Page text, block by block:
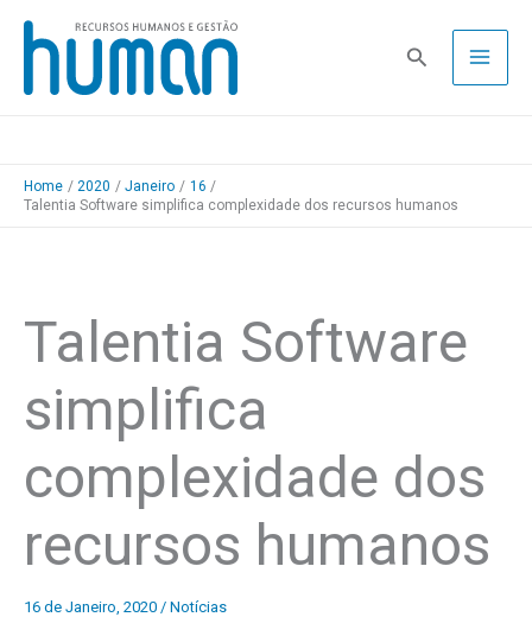
Skip
content
Pesquisa
Home 2020 Janeiro
16
Talentia Software simplifica complexidade dos recursos humanos
Talentia Software
simplifica
complexidade dos
recursos humanos
16 de Janeiro, 2020 / Notícias